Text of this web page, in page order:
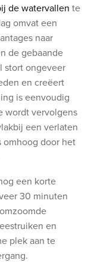
de watervallen ​ te
omvat een
naar
de gebaande
stort ongeveer
en creëert
is eenvoudig
wordt vervolgens
een verlaten
omhoog door het
een korte
30 minuten
en
plek aan te